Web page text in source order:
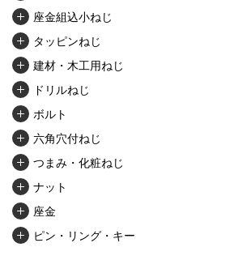
座金組込小ねじ
タッピンねじ
建材・木工用ねじ
ドリルねじ
ボルト
六角穴付ねじ
つまみ・化粧ねじ
ナット
座金
ピン・リング・キー